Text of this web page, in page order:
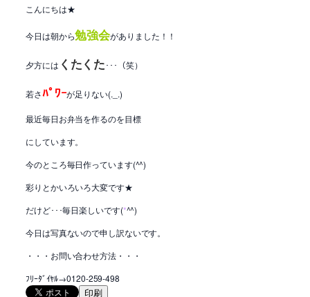
こんにちは★
今日は朝から勉強会がありました！！
夕方には くたくた･･･（笑）
若さﾊﾟﾜｰが足りない(._.)
最近毎日お弁当を作るのを目標
にしています。
今のところ毎日作っています(^^)
彩りとかいろいろ大変です★
だけど･･･毎日楽しいです(*^^)
今日は写真ないので申し訳ないです。
・・・お問い合わせ方法・・・
ﾌﾘｰﾀﾞｲﾔﾙ→0120-259-498
印刷